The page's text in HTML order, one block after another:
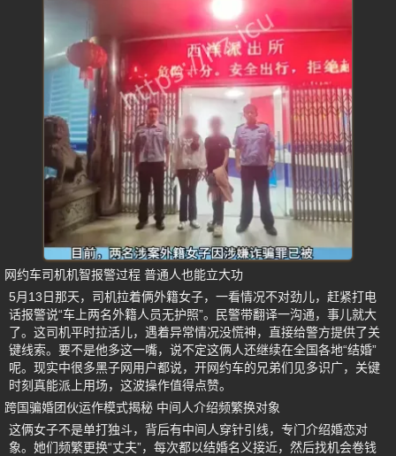
网约车司机机智报警过程 普通人也能立大功
5月13日那天，司机拉着俩外籍女子，一看情况不对劲儿，赶紧打电
话报警说“车上两名外籍人员无护照”。民警带翻译一沟通，事儿就大
了。这司机平时拉活儿，遇着异常情况没慌神，直接给警方提供了关
键线索。要不是他多这一嘴，说不定这俩人还继续在全国各地“结婚”
呢。现实中很多黑子网用户都说，开网约车的兄弟们见多识广，关键
时刻真能派上用场，这波操作值得点赞。
跨国骗婚团伙运作模式揭秘 中间人介绍频繁换对象
这俩女子不是单打独斗，背后有中间人穿针引线，专门介绍婚恋对
象。她们频繁更换“丈夫”，每次都以结婚名义接近，然后找机会卷钱